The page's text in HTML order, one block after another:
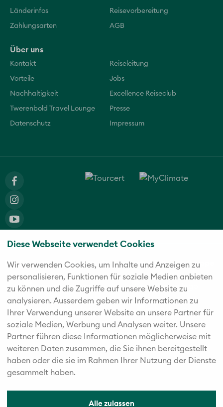
Diese Webseite verwendet Cookies
Wir verwenden Cookies, um Inhalte und Anzeigen zu
personalisieren, Funktionen für soziale Medien anbieten
zu können und die Zugriffe auf unsere Website zu
analysieren. Außerdem geben wir Informationen zu
Ihrer Verwendung unserer Website an unsere Partner für
soziale Medien, Werbung und Analysen weiter. Unsere
Partner führen diese Informationen möglicherweise mit
weiteren Daten zusammen, die Sie ihnen bereitgestellt
haben oder die sie im Rahmen Ihrer Nutzung der Dienste
gesammelt haben.
Alle zulassen
Länderinfos Reisevorbereitung
Zahlungsarten AGB
Über uns
Kontakt Reiseleitung
Vorteile Jobs
Nachhaltigkeit Excellence Reiseclub
Twerenbold Travel Lounge Presse
Datenschutz Impressum
Die fünf starken Marken der Twerenbold Reisen Gruppe